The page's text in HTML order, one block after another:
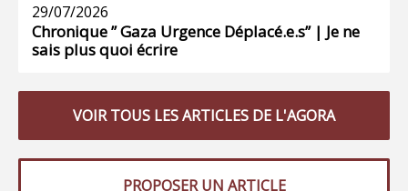
29/07/2026
Chronique ” Gaza Urgence Déplacé.e.s” | Je ne
sais plus quoi écrire
VOIR TOUS LES ARTICLES DE L'AGORA
PROPOSER UN ARTICLE